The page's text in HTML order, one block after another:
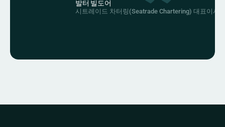
발터 빌도어
시트레이드 차터링(Seatrade Chartering) 대표이사